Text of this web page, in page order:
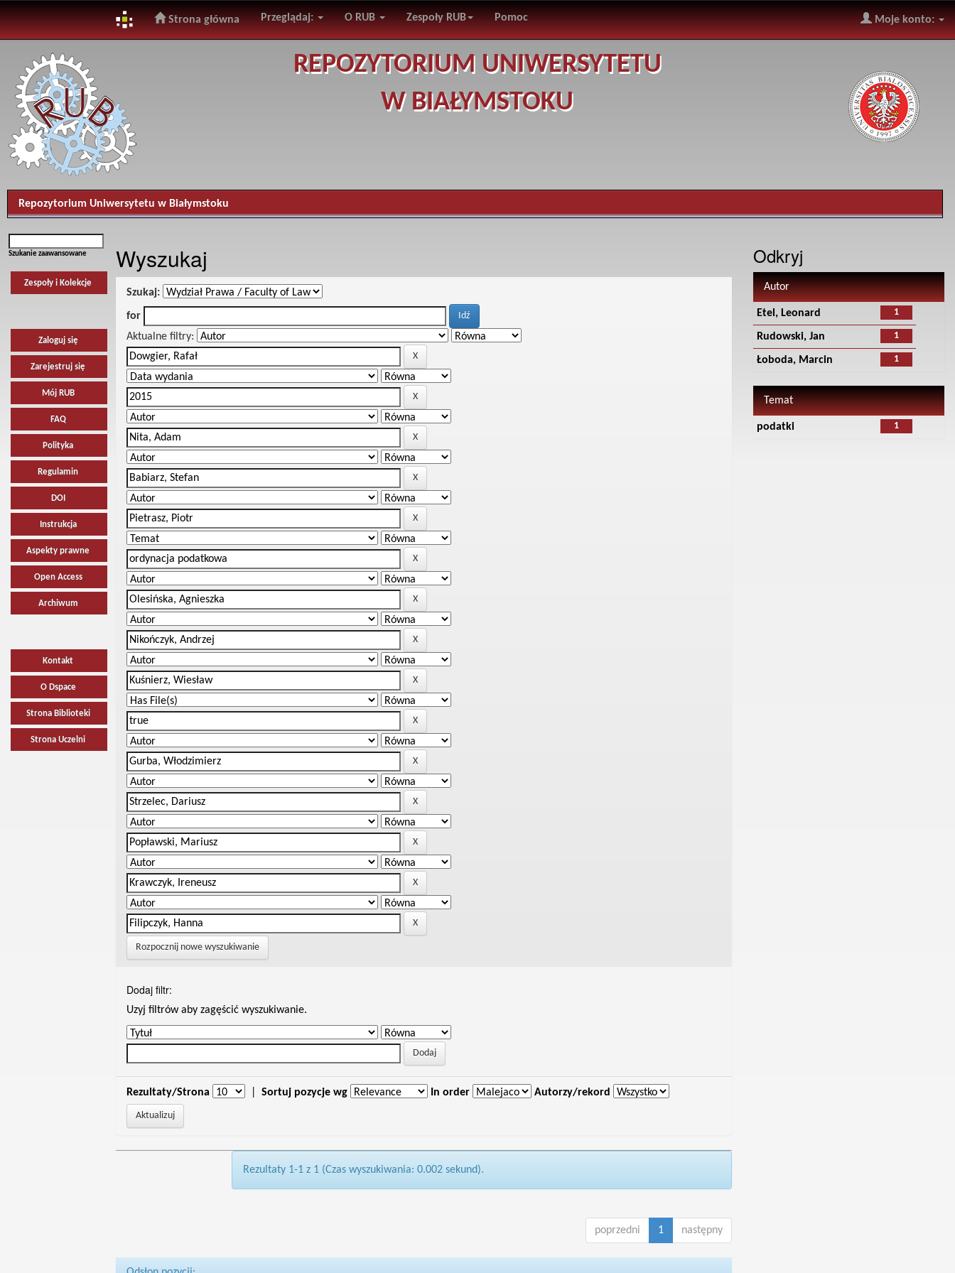
navigation
Strona główna Przeglądaj: O RUB Zespoły RUB Pomoc Moje konto:
REPOZYTORIUM UNIWERSYTETU
W BIAŁYMSTOKU
Repozytorium Uniwersytetu w Białymstoku
Szukanie zaawansowane
Zespoły i Kolekcje
Zaloguj się
Zarejestruj się
Mój RUB
FAQ
Polityka
Regulamin
DOI
Instrukcja
Aspekty prawne
Open Access
Archiwum
Kontakt
O Dspace
Strona Biblioteki
Strona Uczelni
Wyszukaj
Szukaj:
for
Aktualne filtry:
Rozpocznij nowe wyszukiwanie
Dodaj filtr:
Uzyj filtrów aby zagęścić wyszukiwanie.
Rezultaty/Strona Sortuj pozycje wg In order Autorzy/rekord
Rezultaty 1-1 z 1 (Czas wyszukiwania: 0.002 sekund).
poprzedni 1 następny
Odkryj
Autor
1
Etel, Leonard
1
Rudowski, Jan
1
Łoboda, Marcin
Temat
1
podatki